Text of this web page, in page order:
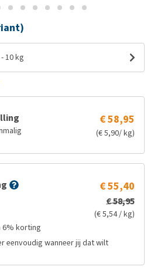
10 kg
€ 58,95
(€ 5,90/ kg)
€ 55,40
€ 58,95
(€ 5,54 / kg)
6% korting
eenvoudig wanneer jij dat wilt